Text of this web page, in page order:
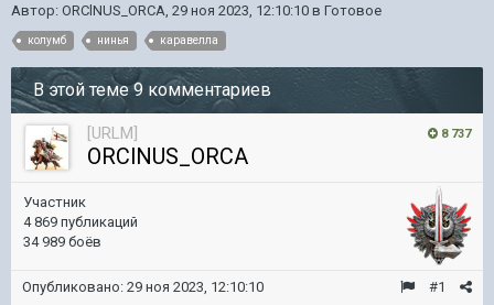
Автор: ORClNUS_ORCA, 29 ноя 2023, 12:10:10 в Готовое
колумб нинья каравелла
В этой теме 9 комментариев
8 737
[URLM]
ORClNUS_ORCA
Участник
4 869 публикаций
34 989 боёв
#1
Опубликовано: 29 ноя 2023, 12:10:10